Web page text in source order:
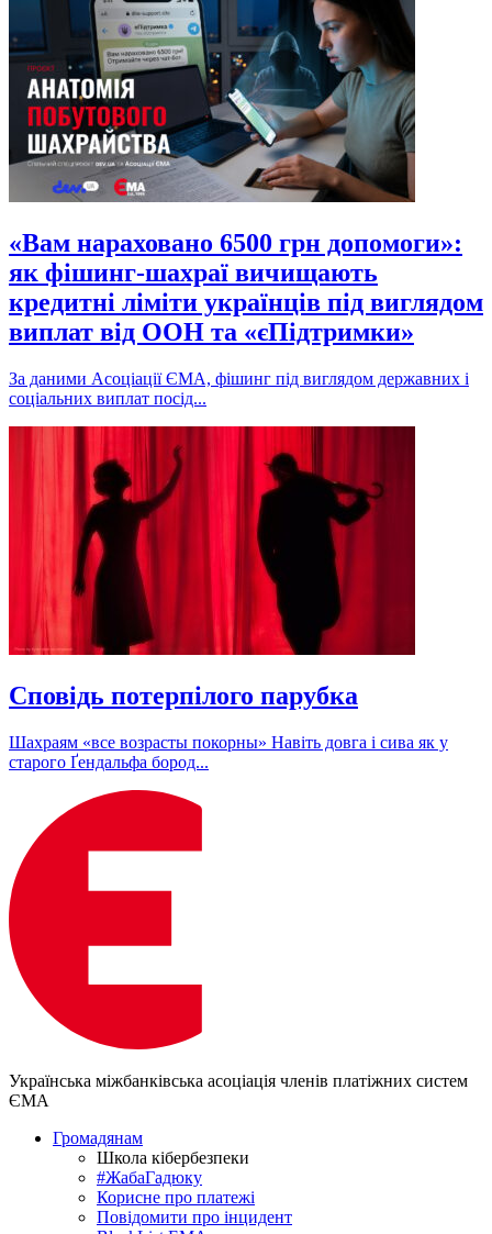
«Вам нараховано 6500 грн допомоги»:
як фішинг-шахраї вичищають
кредитні ліміти українців під виглядом
виплат від ООН та «єПідтримки»
За даними Асоціації ЄМА, фішинг під виглядом державних і
соціальних виплат посід...
Cповідь потерпілого парубка
Шахраям «все возрасты покорны» Навіть довга і сива як у
старого Ґендальфа бород...
Українська міжбанківська асоціація членів платіжних систем
ЄМА
Громадянам
Школа кібербезпеки
#ЖабаГадюку
Корисне про платежі
Повідомити про інцидент